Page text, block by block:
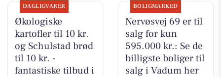
DAGLIGVARER
Økologiske
kartofler til 10 kr.
og Schulstad brød
til 10 kr. -
fantastiske tilbud i
BOLIGMARKED
Nervøsvej 69 er til
salg for kun
595.000 kr.: Se de
billigste boliger til
salg i Vadum her